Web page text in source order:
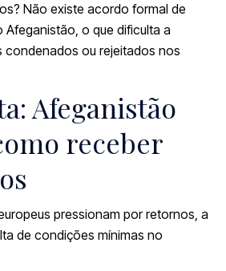
Não existe acordo formal de
o que dificulta a
condenados ou rejeitados nos
Afeganistão
receber
pressionam por retornos, a
de condições mínimas no